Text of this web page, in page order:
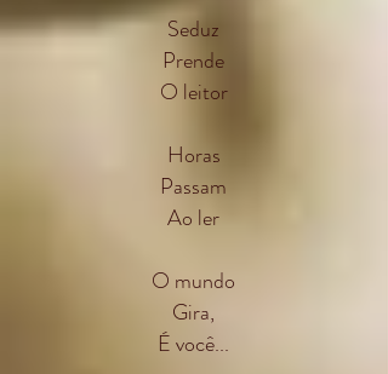
Seduz
Prende
O leitor
Horas
Passam
Ao ler
O mundo
Gira,
É você...